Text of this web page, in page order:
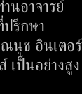
นอาจารย์
รึกษา
นุช อินเตอร์
ป็นอย่างสูง